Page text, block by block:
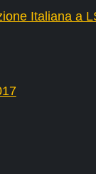
Italiana a